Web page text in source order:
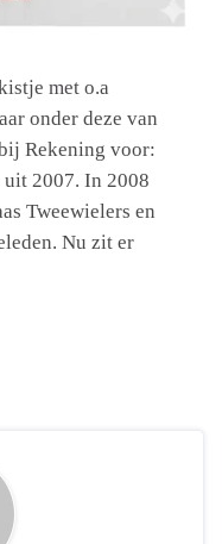
met o.a
onder deze van
Rekening voor:
2007. In 2008
Tweewielers en
Nu zit er